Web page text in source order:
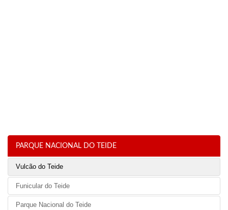
PARQUE NACIONAL DO TEIDE
Vulcão do Teide
Funicular do Teide
Parque Nacional do Teide